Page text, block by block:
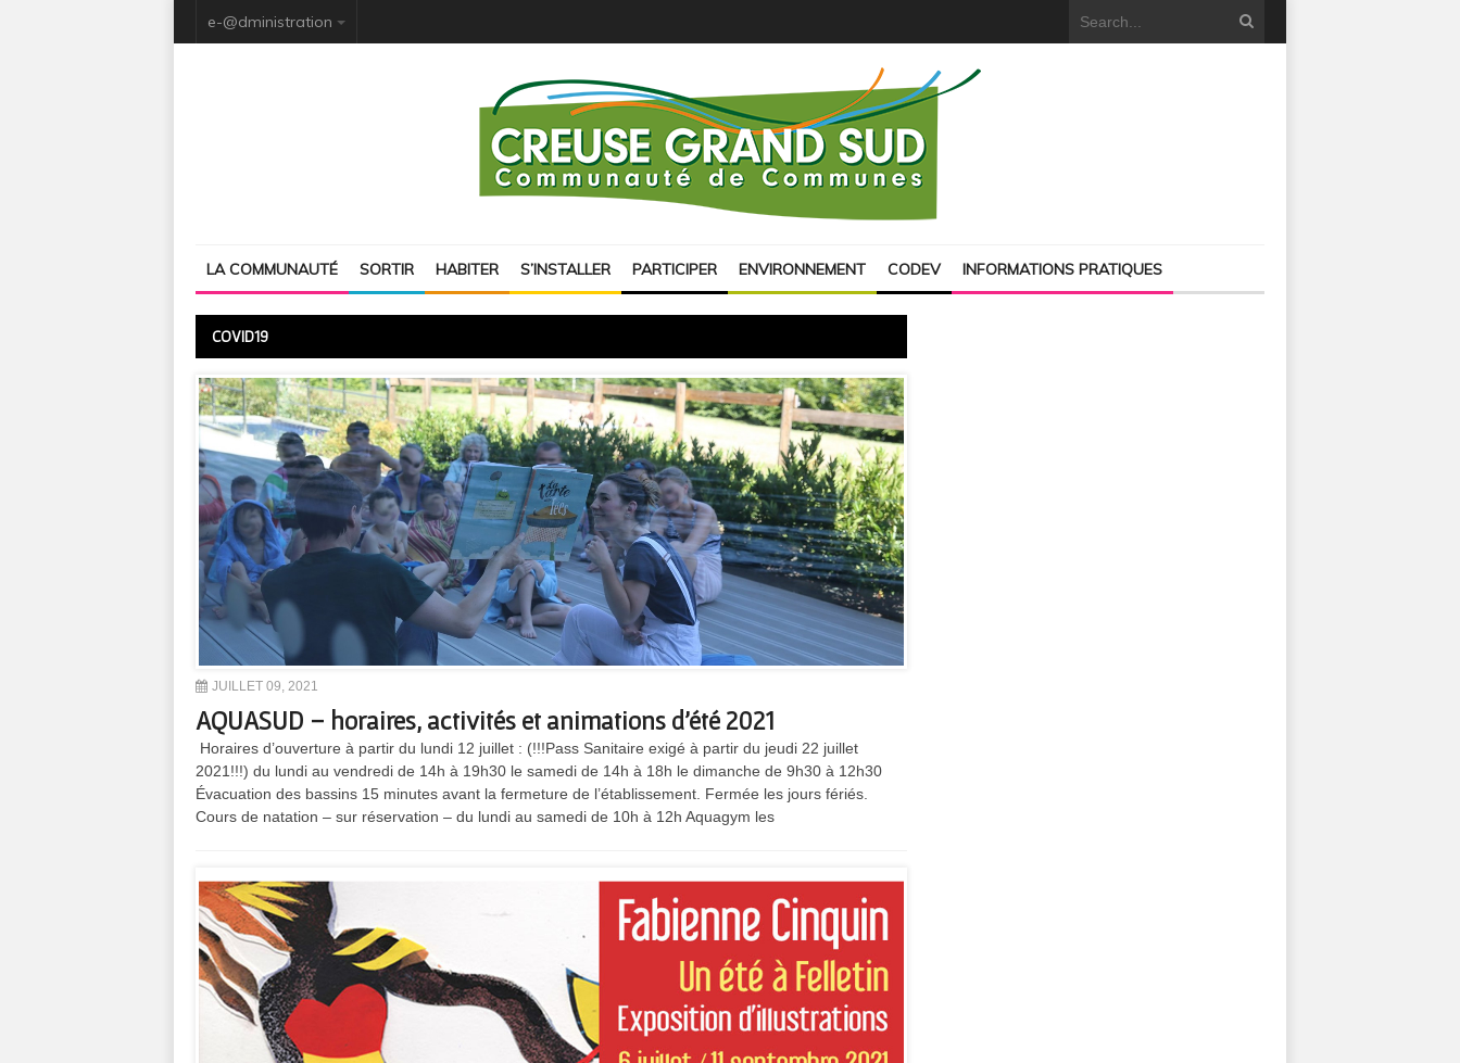
e-@dministration
LA COMMUNAUTÉ SORTIR HABITER S’INSTALLER PARTICIPER ENVIRONNEMENT CODEV INFORMATIONS PRATIQUES
COVID19
JUILLET 09, 2021
AQUASUD – horaires, activités et animations d’été 2021
Horaires d’ouverture à partir du lundi 12 juillet : (!!!Pass Sanitaire exigé à partir du jeudi 22 juillet
2021!!!) du lundi au vendredi de 14h à 19h30 le samedi de 14h à 18h le dimanche de 9h30 à 12h30
Évacuation des bassins 15 minutes avant la fermeture de l’établissement. Fermée les jours fériés.
Cours de natation – sur réservation – du lundi au samedi de 10h à 12h Aquagym les